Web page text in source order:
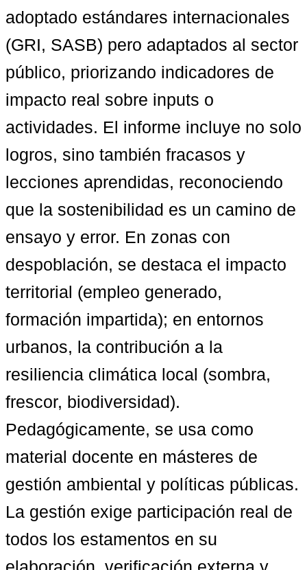
adoptado estándares internacionales
(GRI, SASB) pero adaptados al sector
público, priorizando indicadores de
impacto real sobre inputs o
actividades. El informe incluye no solo
logros, sino también fracasos y
lecciones aprendidas, reconociendo
que la sostenibilidad es un camino de
ensayo y error. En zonas con
despoblación, se destaca el impacto
territorial (empleo generado,
formación impartida); en entornos
urbanos, la contribución a la
resiliencia climática local (sombra,
frescor, biodiversidad).
Pedagógicamente, se usa como
material docente en másteres de
gestión ambiental y políticas públicas.
La gestión exige participación real de
todos los estamentos en su